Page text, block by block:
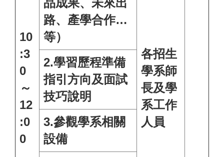
10
:3
0
～
12
:0
0
品成果、未來出
路、產學合作…
等）
各招生
學系師
長及學
系工作
人員
2.學習歷程準備
指引方向及面試
技巧說明
3.參觀學系相關
設備